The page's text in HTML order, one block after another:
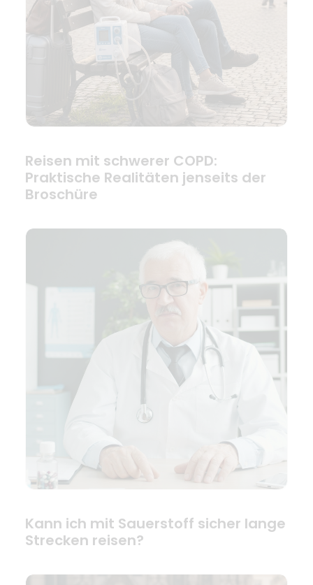
Reisen mit schwerer COPD:
Praktische Realitäten jenseits der
Broschüre
Kann ich mit Sauerstoff sicher lange
Strecken reisen?